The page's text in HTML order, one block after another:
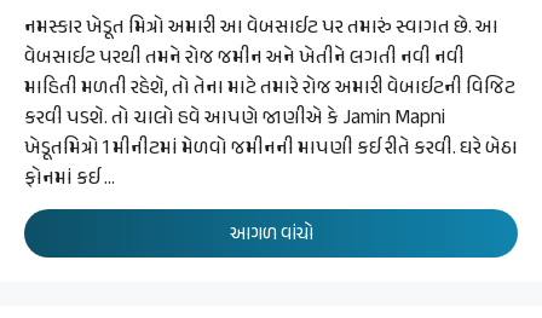
નમસ્કાર ખેડૂત મિત્રો અમારી આ વેબસાઈટ પર તમારું સ્વાગત છે. આ
વેબસાઈટ પરથી તમને રોજ જમીન અને ખેતીને લગતી નવી નવી
માહિતી મળતી રહેશે, તો તેના માટે તમારે રોજ અમારી વેબાઈટની વિજિટ
કરવી પડશે. તો ચાલો હવે આપણે જાણીએ કે Jamin Mapni
ખેડૂતમિત્રો 1 મીનીટમાં મેળવો જમીનની માપણી કઈ રીતે કરવી. ઘરે બેઠા
ફોનમાં કઈ …
આગળ વાંચો